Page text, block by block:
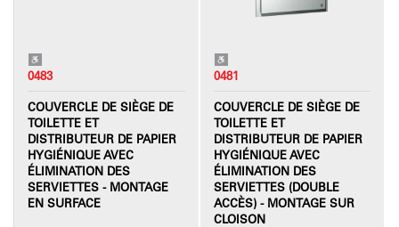
0483
COUVERCLE DE SIÈGE DE
TOILETTE ET
DISTRIBUTEUR DE PAPIER
HYGIÉNIQUE AVEC
ÉLIMINATION DES
SERVIETTES - MONTAGE
EN SURFACE
0481
COUVERCLE DE SIÈGE DE
TOILETTE ET
DISTRIBUTEUR DE PAPIER
HYGIÉNIQUE AVEC
ÉLIMINATION DES
SERVIETTES (DOUBLE
ACCÈS) - MONTAGE SUR
CLOISON